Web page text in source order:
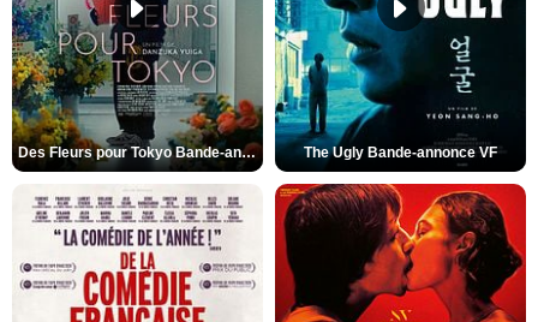
Des Fleurs pour Tokyo Bande-annonce VO STFR The Ugly Bande-annonce VF